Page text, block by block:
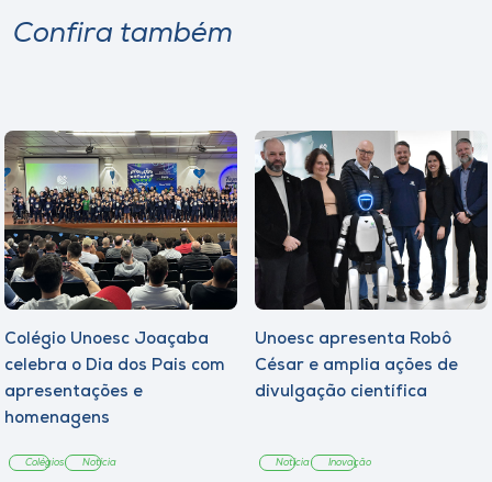
Confira também
Colégio Unoesc Joaçaba
celebra o Dia dos Pais com
apresentações e
homenagens
Colégios Notícia
Unoesc apresenta Robô
César e amplia ações de
divulgação científica
Notícia Inovação